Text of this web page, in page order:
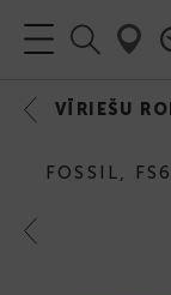
VĪRIEŠU
FOSSIL,
Previous